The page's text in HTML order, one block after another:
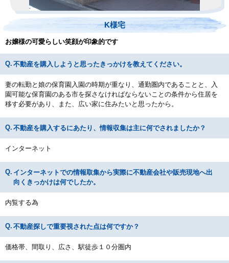
K様宅
お嬢様の可愛らしい笑顔が印象的です
不動産を購入しようと思ったきっかけを教えてください。
妻の転勤と娘の保育園入園の時期が重なり、通勤圏内であることと、入
園可能な保育園のある市を探さなければならないことの条件から住居を
移す必要があり、また、広い家に住みたいと思ったから。
不動産を購入するにあたり、情報収集は主に何でされましたか？
インターネット
インターネットでの情報取集から実際に不動産会社や販売現地へ出
向くきっかけは何でしたか。
内覧する為
不動産探しで重要視された点は何ですか？
価格帯、間取り、広さ、駅徒歩１０分圏内